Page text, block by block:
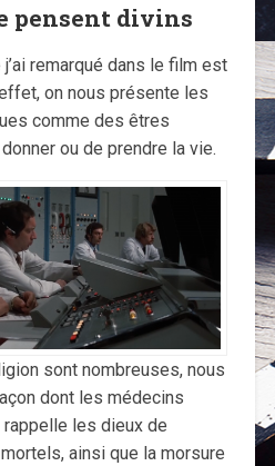
pensent divins
remarqué dans le film est
on nous présente les
comme des êtres
ou de prendre la vie.
sont nombreuses, nous
dont les médecins
les dieux de
ainsi que la morsure